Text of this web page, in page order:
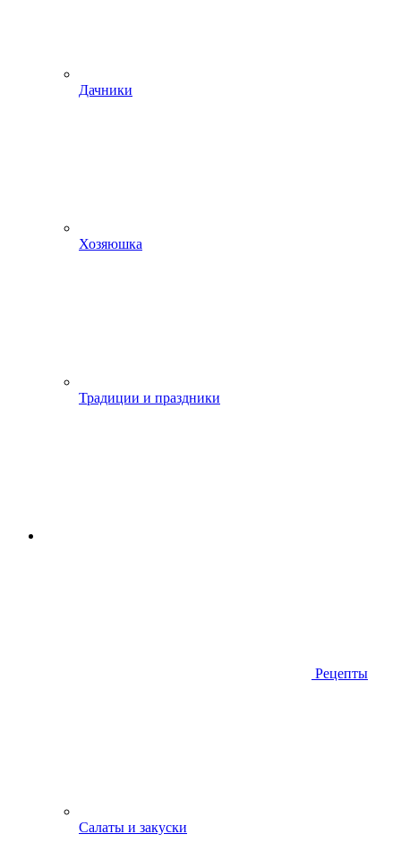
Дачники
Хозяюшка
Традиции и праздники
Рецепты
Салаты и закуски